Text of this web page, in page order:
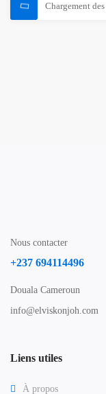
Chargement
Nous contacter
+237 694114496
Douala Cameroun
info@elviskonjoh.com
Liens utiles
À propos